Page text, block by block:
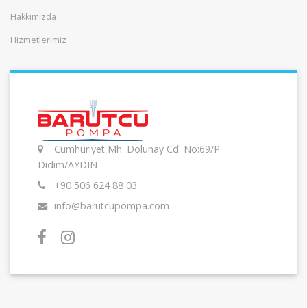
Hakkımızda
Hizmetlerimiz
Cumhuriyet Mh. Dolunay Cd. No:69/P
Didim/AYDIN
+90 506 624 88 03
info@barutcupompa.com